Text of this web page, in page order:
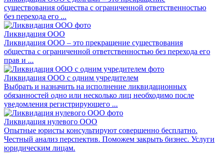
существования общества с ограниченной ответственностью
без перехода его ...
Ликвидация ООО
Ликвидация ООО – это прекращение существования
общества с ограниченной ответственностью без перехода его
прав и ...
Ликвидация ООО с одним учредителем
Выбрать и назначить на исполнение ликвидационных
обязанностей одно или несколько лиц необходимо после
уведомления регистрирующего ...
Ликвидация нулевого ООО
Опытные юристы консультируют совершенно бесплатно.
Честный анализ перспектив. Поможем закрыть бизнес. Услуги
юридическим лицам.